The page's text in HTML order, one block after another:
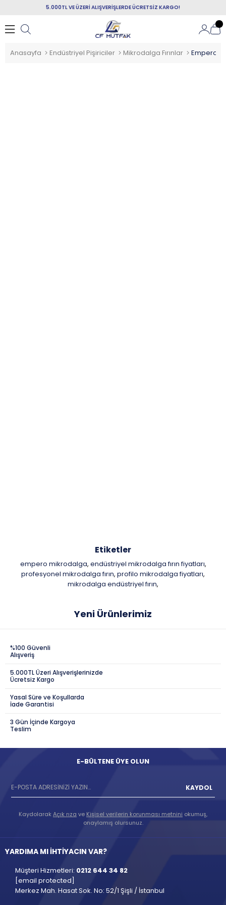
5.000TL VE ÜZERİ ALIŞVERİŞLERDE ÜCRETSİZ KARGO!
Anasayfa Endüstriyel Pişiriciler Mikrodalga Fırınlar
Etiketler
empero mikrodalga, endüstriyel mikrodalga fırın fiyatları,
profesyonel mikrodalga fırın, profilo mikrodalga fiyatları,
mikrodalga endüstriyel fırın,
Yeni Ürünlerimiz
%100 Güvenli
Alışveriş
5.000TL Üzeri Alışverişlerinizde
Ücretsiz Kargo
Yasal Süre ve Koşullarda
İade Garantisi
3 Gün İçinde Kargoya
Teslim
E-BÜLTENE ÜYE OLUN
KAYDOL
KaydolarakAçık rıza ve Kişisel verilerin korunması metnini okumuş,
onaylamış olursunuz.
YARDIMA MI İHTİYACIN VAR?
Müşteri Hizmetleri: 0212 644 34 82
[email protected]
Merkez Mah. Hasat Sok. No: 52/1 Şişli / İstanbul